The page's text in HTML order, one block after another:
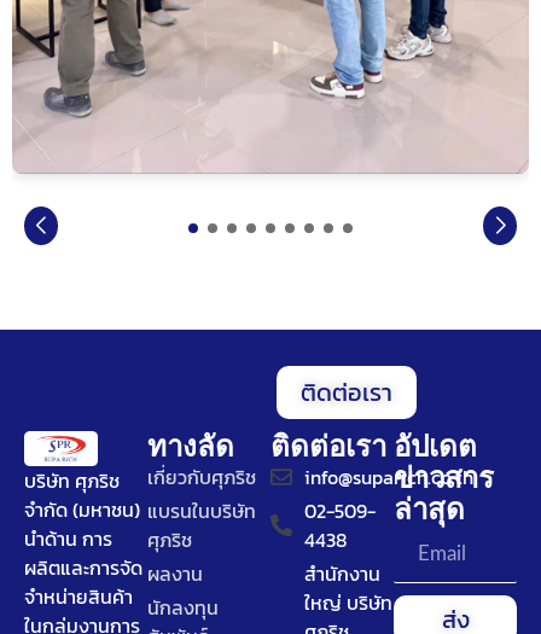
ติดต่อเรา
บริษัท ศุภริช
จำกัด (มหาชน)
นำด้าน การ
ผลิตและการจัด
จำหน่ายสินค้า
ในกลุ่มงานการ
ทางลัด
เกี่ยวกับศุภริช
แบรนในบริษัท
ศุภริช
ผลงาน
นักลงทุน
ติดต่อเรา
info@suparich.co.th
02-509-
4438
สำนักงาน
ใหญ่ บริษัท
อัปเดต
ข่าวสาร
ล่าสุด
ส่ง